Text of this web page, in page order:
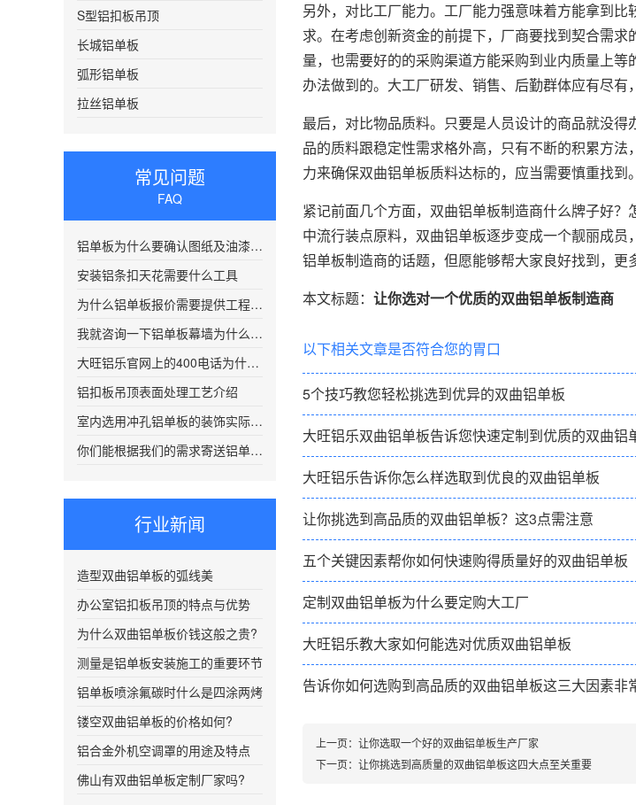
S型铝扣板吊顶
长城铝单板
弧形铝单板
拉丝铝单板
常见问题
FAQ
铝单板为什么要确认图纸及油漆颜色编号？
安装铝条扣天花需要什么工具
为什么铝单板报价需要提供工程图纸？
我就咨询一下铝单板幕墙为什么要电话
大旺铝乐官网上的400电话为什么老是打不通
铝扣板吊顶表面处理工艺介绍
室内选用冲孔铝单板的装饰实际效果会好?
你们能根据我们的需求寄送铝单板样品吗？
行业新闻
造型双曲铝单板的弧线美
办公室铝扣板吊顶的特点与优势
为什么双曲铝单板价钱这般之贵?
测量是铝单板安装施工的重要环节
铝单板喷涂氟碳时什么是四涂两烤
镂空双曲铝单板的价格如何?
铝合金外机空调罩的用途及特点
佛山有双曲铝单板定制厂家吗?
另外，对比工厂能力。工厂能力强意味着方能拿到比
求。在考虑创新资金的前提下，厂商要找到契合需
量，也需要好的的采购渠道方能采购到业内质量上
办法做到的。大工厂研发、销售、后勤群体应有尽有
最后，对比物品质料。只要是人员设计的商品就没
品的质料跟稳定性需求格外高，只有不断的积累方
力来确保双曲铝单板质料达标的，应当需要慎重找到。
紧记前面几个方面，双曲铝单板制造商什么牌子好
中流行装点原料，双曲铝单板逐步变成一个靓丽成
铝单板制造商的话题，但愿能够帮大家良好找到，更
本文标题： 让你选对一个优质的双曲铝单板制造商
以下相关文章是否符合您的胃口
5个技巧教您轻松挑选到优异的双曲铝单板
大旺铝乐双曲铝单板告诉您快速定制到优质的双曲铝
大旺铝乐告诉你怎么样选取到优良的双曲铝单板
让你挑选到高品质的双曲铝单板？这3点需注意
五个关键因素帮你如何快速购得质量好的双曲铝单板
定制双曲铝单板为什么要定购大工厂
大旺铝乐教大家如何能选对优质双曲铝单板
告诉你如何选购到高品质的双曲铝单板这三大因素非
上一页： 让你选取一个好的双曲铝单板生产厂家
下一页： 让你挑选到高质量的双曲铝单板这四大点至关重要